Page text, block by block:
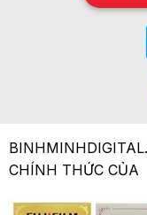
CHÍNH THỨC CỦA